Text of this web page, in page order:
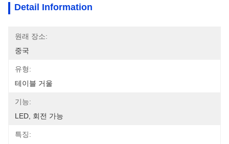
Detail Information
원래 장소:
중국
유형:
테이블 거울
기능:
LED, 회전 가능
특징: